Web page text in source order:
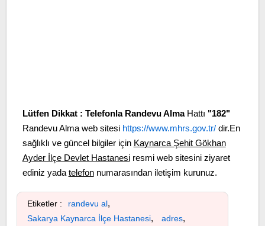
Lütfen Dikkat : Telefonla Randevu AlmaHattı "182"
Randevu Alma web sitesi https://www.mhrs.gov.tr/dir.En
sağlıklı ve güncel bilgiler için Kaynarca Şehit Gökhan
Ayder İlçe Devlet Hastanesiresmi web sitesini ziyaret
ediniz yada telefonnumarasından iletişim kurunuz.
Etiketler : randevu al,
Sakarya Kaynarca İlçe Hastanesi, adres,